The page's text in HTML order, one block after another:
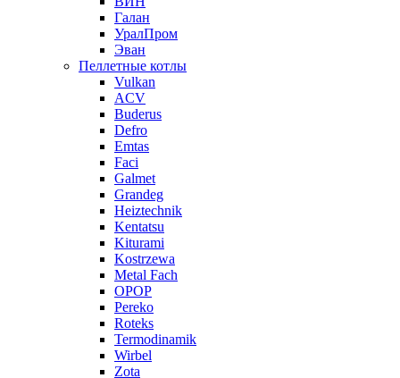
Галан
УралПром
Эван
Пеллетные котлы
Vulkan
ACV
Buderus
Defro
Emtas
Faci
Galmet
Grandeg
Heiztechnik
Kentatsu
Kiturami
Kostrzewa
Metal Fach
OPOP
Pereko
Roteks
Termodinamik
Wirbel
Zota